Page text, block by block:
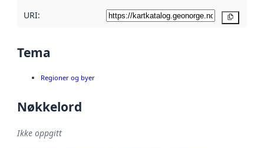
URI:
Tema
Regioner og byer
Nøkkelord
Ikke oppgitt